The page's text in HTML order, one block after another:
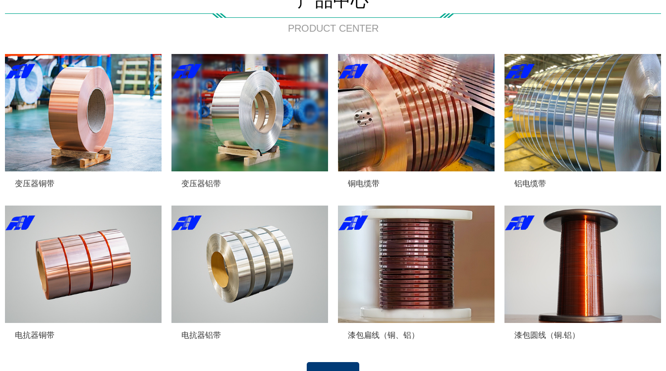
24小时服务热线
PRODUCT CENTER
变压器铜带 变压器铝带 铜电缆带 铝电缆带
电抗器铜带 电抗器铝带 漆包扁线（铜、铝） 漆包圆线（铜.铝）